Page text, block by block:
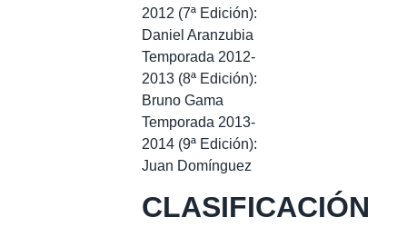
2012 (7ª Edición):
Daniel Aranzubia
Temporada 2012-
2013 (8ª Edición):
Bruno Gama
Temporada 2013-
2014 (9ª Edición):
Juan Domínguez
CLASIFICACIÓN